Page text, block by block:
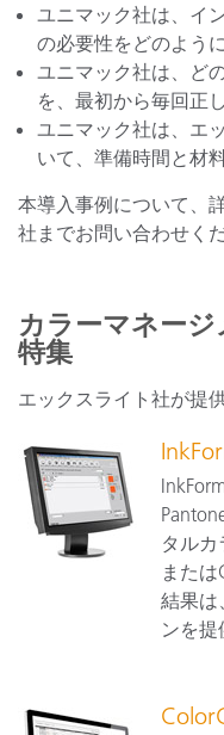
ユニマック社は、イ
の必要性をどのよう
ユニマック社は、ど
を、最初から毎回正
ユニマック社は、エ
いて、準備時間と材
本導入事例について、
社までお問い合わせくだ
カラーマネー
特集
エックスライト社が提
タル
また
結果は
ンを提